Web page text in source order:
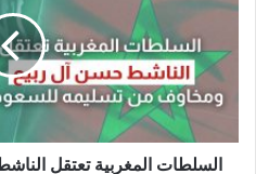
السلطات المغربية تعتقل